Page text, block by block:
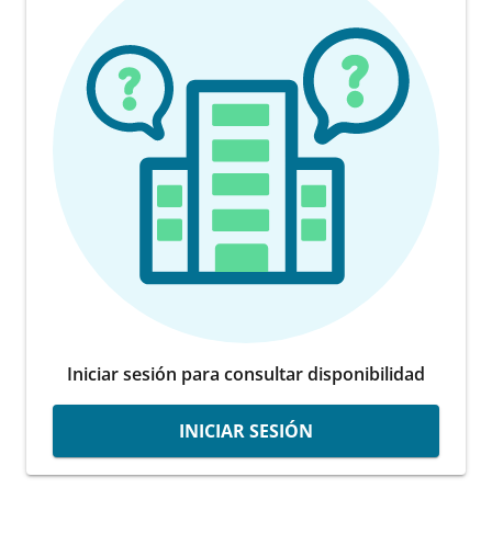
Iniciar sesión para consultar disponibilidad
INICIAR SESIÓN